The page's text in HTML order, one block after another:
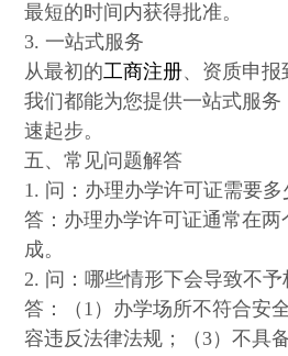
最短的时间内获得批准。
3. 一站式服务
从最初的工商注册、资质申报
我们都能为您提供一站式服
速起步。
五、常见问题解答
1. 问：办理办学许可证需要多
答：办理办学许可证通常在
成。
2. 问：哪些情形下会导致不予
答：（1）办学场所不符合安
容违反法律法规；（3）不具